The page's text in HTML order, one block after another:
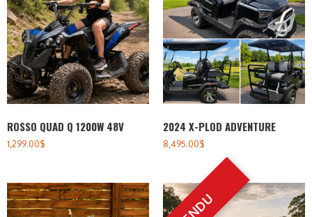
ROSSO QUAD Q 1200W 48V
1,299.00$
2024 X-PLOD ADVENTURE
8,495.00$